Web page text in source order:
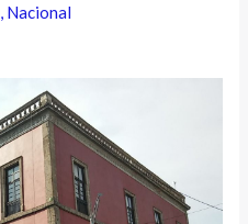
, Nacional